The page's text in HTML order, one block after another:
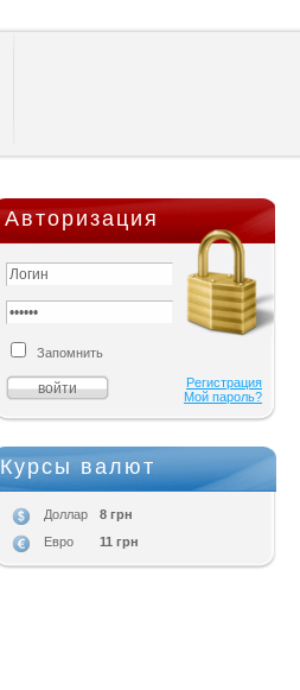
Авторизация
Запомнить
Регистрация
Мой пароль?
Курсы валют
Доллар
8 грн
Евро
11 грн